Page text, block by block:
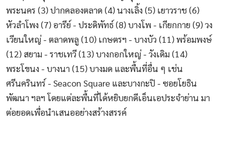
พระนคร (3) ปากคลองตลาด (4) นางเลิ้ง (5) เยาวราช (6)
หัวลำโพง (7) อารีย์ - ประดิพัทธ์ (8) บางโพ - เกียกกาย (9) วง
เวียนใหญ่ - ตลาดพลู (10) เกษตรฯ - บางบัว (11) พร้อมพงษ์
(12) สยาม - ราชเทวี (13) บางกอกใหญ่ - วังเดิม (14)
พระโขนง - บางนา (15) บางมด และพื้นที่อื่น ๆ เช่น
ศรีนครินทร์ - Seacon Square และบางกะปิ - ซอยโยธิน
พัฒนา ฯลฯ โดยแต่ละพื้นที่ได้หยิบยกดีเอ็นเอประจำย่าน มา
ต่อยอดเพื่อนำเสนออย่างสร้างสรรค์